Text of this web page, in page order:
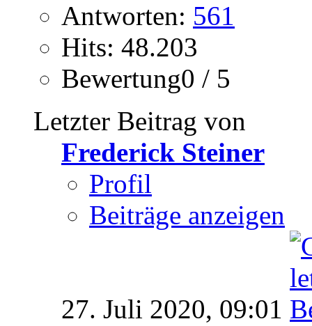
Antworten: 561
Hits: 48.203
Bewertung0 / 5
Letzter Beitrag von
Frederick Steiner
Profil
Beiträge anzeigen
27. Juli 2020, 09:01